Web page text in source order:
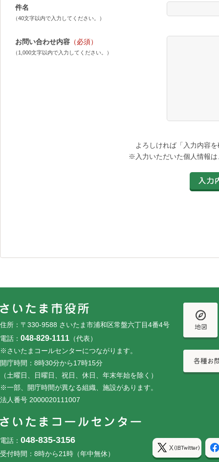
件名
（40文字以内で入力してください。）
お問い合わせ内容 （必須）
（1,000文字以内で入力してください。）
よろしければ「入力内容
※入力いただいた個人情報
住所：〒330-9588 さいたま市浦和区常盤六丁目4番4号
電話： 048-829-1111 （代表）
※さいたまコールセンターにつながります。
開庁時間：8時30分から17時15分
（土曜日、日曜日、祝日、休日、年末年始を除く）
※一部、開庁時間が異なる組織、施設があります。
法人番号 2000020111007
電話： 048-835-3156
受付時間：8時から21時（年中無休）